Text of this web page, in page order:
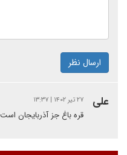
ارسال نظر
علی ۲۷ تیر ۱۴۰۲ | ۱۳:۳۷
قره باغ جز آذربایجان است